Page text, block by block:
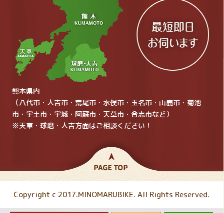
熊本県内
（八代市・人吉市・荒尾市・水俣市・玉名市・山鹿市・菊池
市・宇土市・宇城・阿蘇市・天草市・合志市など）
※天草・球磨・人吉方面はご相談ください！
Copyright c 2017.MINOMARUBIKE. All Rights Reserved.